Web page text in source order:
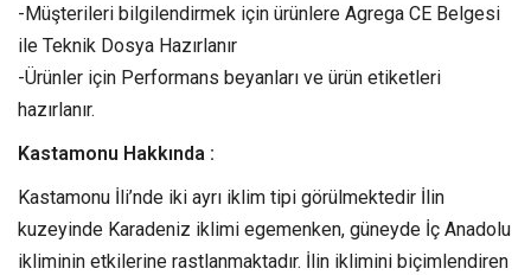
-Müşterileri bilgilendirmek için ürünlere Agrega CE Belgesi
ile Teknik Dosya Hazırlanır
-Ürünler için Performans beyanları ve ürün etiketleri
hazırlanır.
Kastamonu Hakkında :
Kastamonu İli’nde iki ayrı iklim tipi görülmektedir İlin
kuzeyinde Karadeniz iklimi egemenken, güneyde İç Anadolu
ikliminin etkilerine rastlanmaktadır. İlin iklimini biçimlendiren